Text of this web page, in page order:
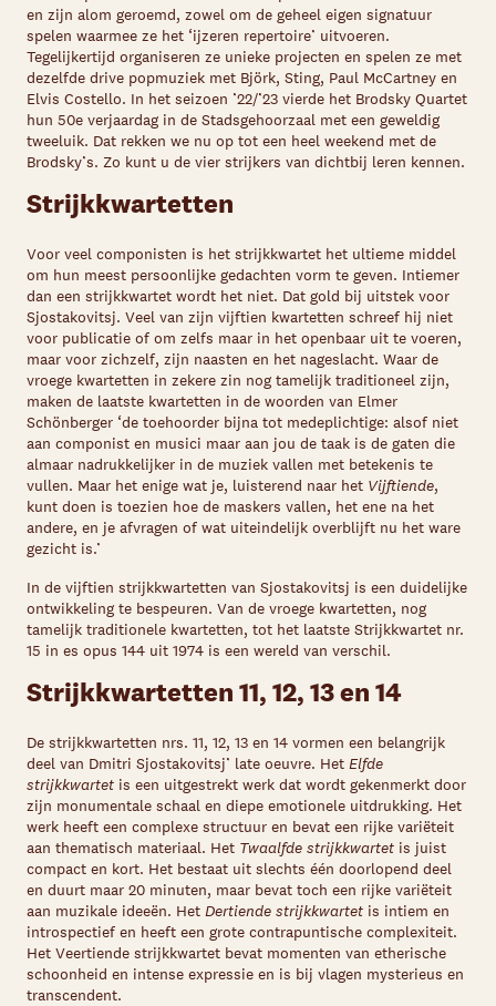
en zijn alom geroemd, zowel om de geheel eigen signatuur
spelen waarmee ze het ‘ijzeren repertoire’ uitvoeren.
Tegelijkertijd organiseren ze unieke projecten en spelen ze met
dezelfde drive popmuziek met Björk, Sting, Paul McCartney en
Elvis Costello. In het seizoen ’22/’23 vierde het Brodsky Quartet
hun 50e verjaardag in de Stadsgehoorzaal met een geweldig
tweeluik. Dat rekken we nu op tot een heel weekend met de
Brodsky’s. Zo kunt u de vier strijkers van dichtbij leren kennen.
Strijkkwartetten
Voor veel componisten is het strijkkwartet het ultieme middel
om hun meest persoonlijke gedachten vorm te geven. Intiemer
dan een strijkkwartet wordt het niet. Dat gold bij uitstek voor
Sjostakovitsj. Veel van zijn vijftien kwartetten schreef hij niet
voor publicatie of om zelfs maar in het openbaar uit te voeren,
maar voor zichzelf, zijn naasten en het nageslacht. Waar de
vroege kwartetten in zekere zin nog tamelijk traditioneel zijn,
maken de laatste kwartetten in de woorden van Elmer
Schönberger ‘de toehoorder bijna tot medeplichtige: alsof niet
aan componist en musici maar aan jou de taak is de gaten die
almaar nadrukkelijker in de muziek vallen met betekenis te
vullen. Maar het enige wat je, luisterend naar het Vijftiende,
kunt doen is toezien hoe de maskers vallen, het ene na het
andere, en je afvragen of wat uiteindelijk overblijft nu het ware
gezicht is.’
In de vijftien strijkkwartetten van Sjostakovitsj is een duidelijke
ontwikkeling te bespeuren. Van de vroege kwartetten, nog
tamelijk traditionele kwartetten, tot het laatste Strijkkwartet nr.
15 in es opus 144 uit 1974 is een wereld van verschil.
Strijkkwartetten 11, 12, 13 en 14
De strijkkwartetten nrs. 11, 12, 13 en 14 vormen een belangrijk
deel van Dmitri Sjostakovitsj’ late oeuvre. Het Elfde
strijkkwartet is een uitgestrekt werk dat wordt gekenmerkt door
zijn monumentale schaal en diepe emotionele uitdrukking. Het
werk heeft een complexe structuur en bevat een rijke variëteit
aan thematisch materiaal. Het Twaalfde strijkkwartet is juist
compact en kort. Het bestaat uit slechts één doorlopend deel
en duurt maar 20 minuten, maar bevat toch een rijke variëteit
aan muzikale ideeën. Het Dertiende strijkkwartet is intiem en
introspectief en heeft een grote contrapuntische complexiteit.
Het Veertiende strijkkwartet bevat momenten van etherische
schoonheid en intense expressie en is bij vlagen mysterieus en
transcendent.